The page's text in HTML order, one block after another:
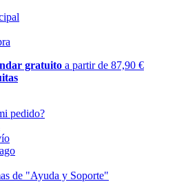
gratuito a partir de 87,90 €
pedido?
de "Ayuda y Soporte"